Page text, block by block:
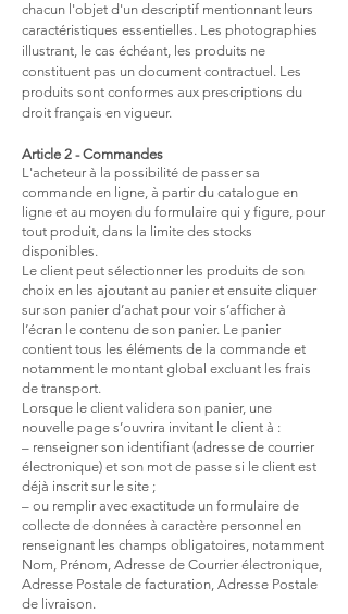
chacun l'objet d'un descriptif mentionnant leurs
caractéristiques essentielles. Les photographies
illustrant, le cas échéant, les produits ne
constituent pas un document contractuel. Les
produits sont conformes aux prescriptions du
droit français en vigueur.
Article 2 - Commandes
L'acheteur à la possibilité de passer sa
commande en ligne, à partir du catalogue en
ligne et au moyen du formulaire qui y figure, pour
tout produit, dans la limite des stocks
disponibles.
Le client peut sélectionner les produits de son
choix en les ajoutant au panier et ensuite cliquer
sur son panier d’achat pour voir s’afficher à
l’écran le contenu de son panier. Le panier
contient tous les éléments de la commande et
notamment le montant global excluant les frais
de transport.
Lorsque le client validera son panier, une
nouvelle page s’ouvrira invitant le client à :
– renseigner son identifiant (adresse de courrier
électronique) et son mot de passe si le client est
déjà inscrit sur le site ;
– ou remplir avec exactitude un formulaire de
collecte de données à caractère personnel en
renseignant les champs obligatoires, notamment
Nom, Prénom, Adresse de Courrier électronique,
Adresse Postale de facturation, Adresse Postale
de livraison.